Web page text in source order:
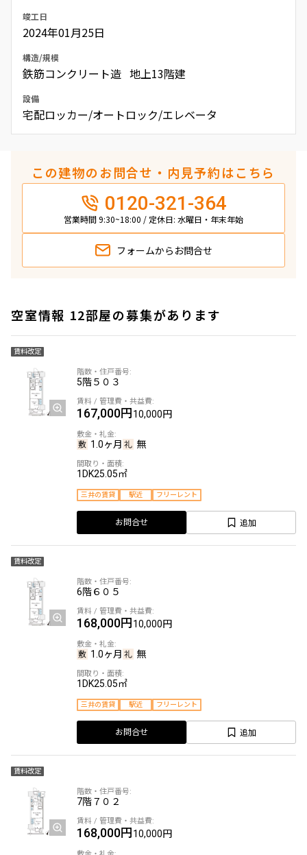
竣工日
2024年01月25日
構造/規模
鉄筋コンクリート造 地上13階建
設備
宅配ロッカー/オートロック/エレベータ
この建物のお問合せ・内見予約はこちら
0120-321-364
営業時間 9:30~18:00 / 定休日: 水曜日・年末年始
フォームから お問合せ
空室情報 12部屋の募集があります
賃料改定
5階５０３
167,000円10,000円
1.0ヶ月 無
1DK25.05㎡
三井の賃貸 駅近 フリーレント
お問合せ 追加
賃料改定
6階６０５
168,000円10,000円
1.0ヶ月 無
1DK25.05㎡
三井の賃貸 駅近 フリーレント
お問合せ 追加
賃料改定
7階７０２
168,000円10,000円